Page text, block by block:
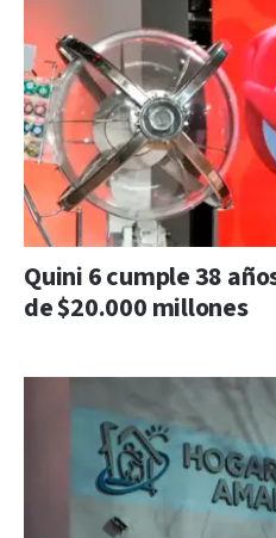
Quini 6 cumple 38
de $20.000 millones